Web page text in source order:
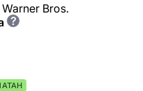
Bros.
?